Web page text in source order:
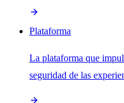
Plataforma
La plataforma que
seguridad de las